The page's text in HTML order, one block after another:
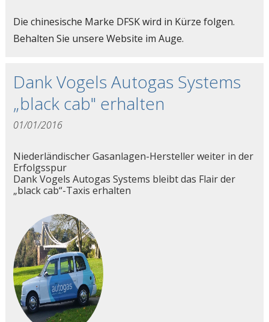
Die chinesische Marke DFSK wird in Kürze folgen.
Behalten Sie unsere Website im Auge.
Dank Vogels Autogas Systems
„black cab" erhalten
01/01/2016
Niederländischer Gasanlagen-Hersteller weiter in der
Erfolgsspur
Dank Vogels Autogas Systems bleibt das Flair der
„black cab“-Taxis erhalten